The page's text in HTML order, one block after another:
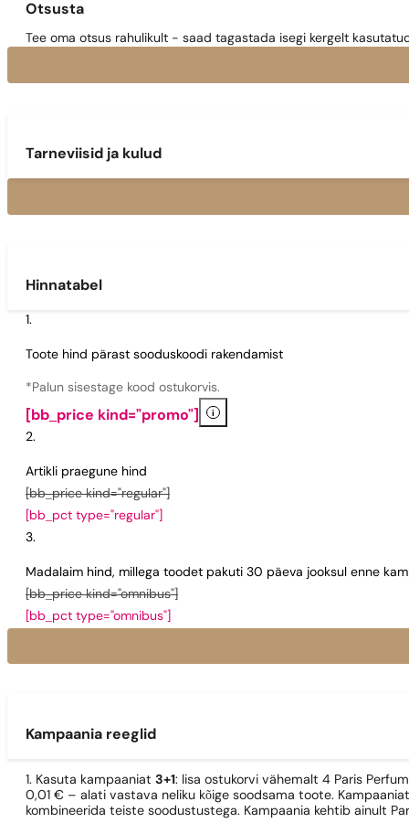
Otsusta
Tee oma otsus rahulikult - saad tagastada isegi kergelt
Tarneviisid ja kulud
Hinnatabel
Toote hind pärast sooduskoodi rakendamist
*Palun sisestage kood ostukorvis.
[bb_price kind="promo"] i
Artikli praegune hind
[bb_price kind="regular"]
[bb_pct type="regular"]
Madalaim hind, millega toodet pakuti 30 päeva jooksul enne
[bb_price kind="omnibus"]
[bb_pct type="omnibus"]
Kampaania reeglid
1. Kasuta kampaaniat 3+1: lisa ostukorvi vähemalt 4 Paris
0,01 € – alati vastava neliku kõige soodsama toote.
kombineerida teiste soodustustega. Kampaania kehtib ainult